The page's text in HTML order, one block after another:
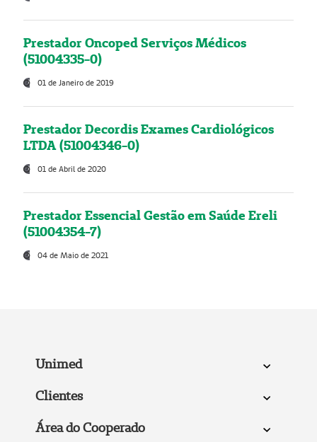
Prestador Oncoped Serviços Médicos
(51004335-0)
01 de Janeiro de 2019
Prestador Decordis Exames Cardiológicos
LTDA (51004346-0)
01 de Abril de 2020
Prestador Essencial Gestão em Saúde Ereli
(51004354-7)
04 de Maio de 2021
Unimed
Clientes
Área do Cooperado